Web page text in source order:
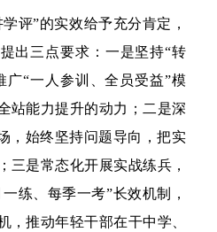
评”的实效给予充分肯定，
出三点要求：一是坚持“转
广“一人参训、全员受益”模
站能力提升的动力；二是深
，始终坚持问题导向，把实
三是常态化开展实战练兵，
练、每季一考”长效机制，
，推动年轻干部在干中学、